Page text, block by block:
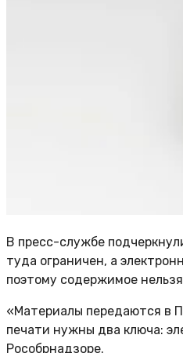
В пресс-службе
туда ограничен, а
поэтому содержимое
«Материалы передаются в
печати нужны два ключа:
Рособрнадзоре.